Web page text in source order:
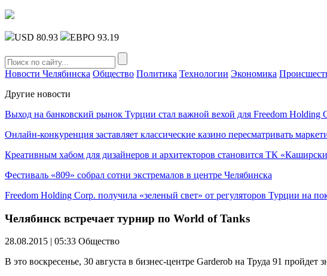
USD 80.93 ЕВРО 93.19
Новости Челябинска Общество Политика Технологии Экономика
Другие новости
Выход на банковский рынок Турции стал важной вехой для Freedom Holding
Онлайн-конкуренция заставляет классические казино пересматривать
Креативным хабом для дизайнеров и архитекторов становится ТК
Фестиваль «809» собрал сотни экстремалов в центре Челябинска
Freedom Holding Corp. получила «зеленый свет» от регуляторов Турции на
Челябинск встречает турнир по World of Tanks
28.08.2015 | 05:33 Общество
В это воскресенье, 30 августа в бизнес-центре Garderob на Труда 91